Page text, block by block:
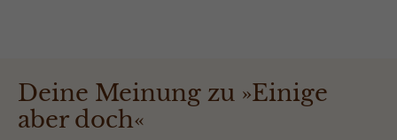
Deine Meinung zu »Einige
aber doch«